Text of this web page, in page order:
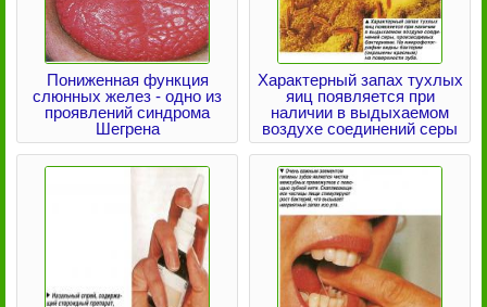
Пониженная функция
слюнных желез - одно из
проявлений синдрома
Шегрена
Характерный запах тухлых
яиц появляется при
наличии в выдыхаемом
воздухе соединений серы